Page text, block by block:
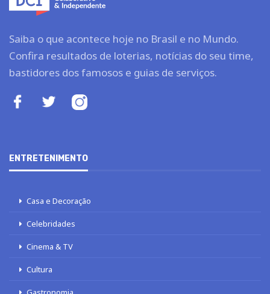
Saiba o que acontece hoje no Brasil e no Mundo.
Confira resultados de loterias, notícias do seu time,
bastidores dos famosos e guias de serviços.
ENTRETENIMENTO
Casa e Decoração
Celebridades
Cinema & TV
Cultura